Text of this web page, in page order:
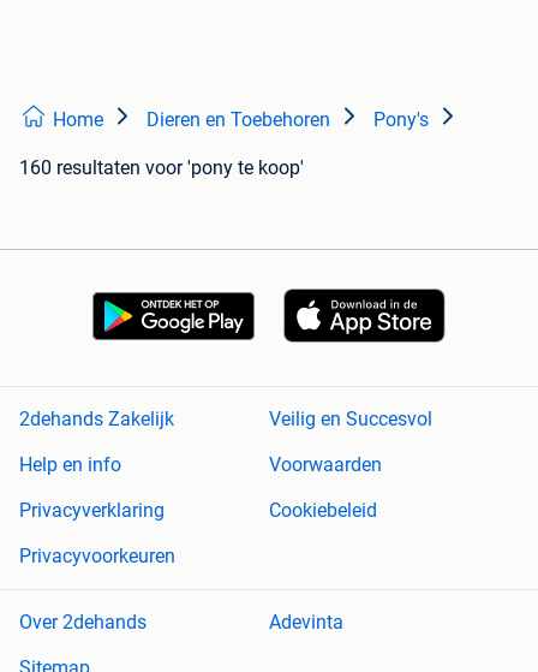
Home Dieren en Toebehoren Pony's
160 resultaten voor 'pony te koop'
2dehands Zakelijk
Veilig en Succesvol
Help en info
Voorwaarden
Privacyverklaring
Cookiebeleid
Privacyvoorkeuren
Over 2dehands
Adevinta